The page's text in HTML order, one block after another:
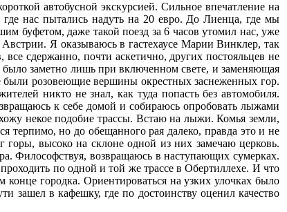
автобусной экскурсией. Сильное впечатление на
где нас пытались надуть на 20 евро. До Лиенца, где мы
буфетом, даже такой поезд за 6 часов утомил нас, уже
Я оказываюсь в гастехаусе Марии Винклер, так
сдержанно, почти аскетично, других постояльцев не
заметно лишь при включенном свете, и заменяющая
были розовеющие вершины окрестных заснеженных гор.
никто не знал, как туда попасть без автомобиля.
к себе домой и собираюсь опробовать лыжами
некое подобие трассы. Встаю на лыжи. Комья земли,
терпимо, но до обещанного рая далеко, правда это и не
горы, высоко на склоне одной из них замечаю церковь.
Философствуя, возвращаюсь в наступающих сумерках.
по одной и той же трассе в Обертиллехе. И что
конце городка. Ориентироваться на узких улочках было
зашел в кафешку, где по достоинству оценил качество